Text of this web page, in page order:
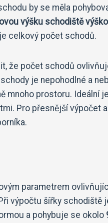
by se měla
výšku schodiště
celkový počet schodů.
že počet schodů
je nepohodlné a
mnoho prostoru. Ideální
Pro přesnější výpočet
parametrem
výpočtu šířky schodiště
a pohybuje se okolo